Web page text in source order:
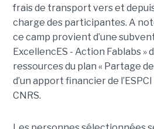
frais de transport vers et
charge des participantes. A
ce camp provient d’une
ExcellencES - Action Fablabs »
ressources du plan « Partage
d’un apport financier de
CNRS.